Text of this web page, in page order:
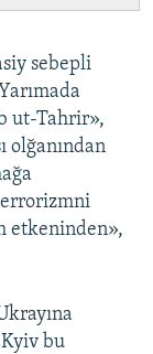
sebepli
ut-Tahrir»,
olğanından
etkeninden»,
bu